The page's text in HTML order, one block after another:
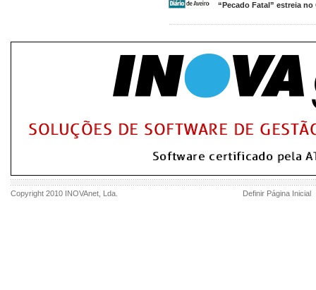
“Pecado Fatal” estreia
Copyright 2010 INOVAnet , Lda. Definir Página Inicial